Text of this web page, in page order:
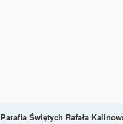
Parafia Świętych Rafała